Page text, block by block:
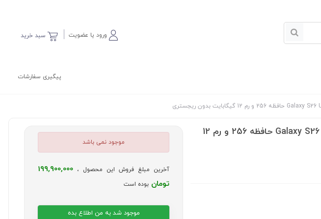
سبد خرید ورود یا عضویت
پیگیری سفارشات
گوشی سامسونگ مدل Galaxy S26 Ultra حافظه 256 و رم 12
موجود نمی باشد
آخرین مبلغ فروش این محصول ، 199,900,000
تومان بوده است
موجود شد به من اطلاع بده